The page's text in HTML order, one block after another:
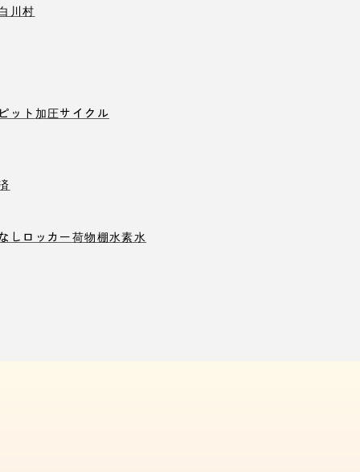
川村
ット 加圧サイクル
しロッカー荷物棚水素水